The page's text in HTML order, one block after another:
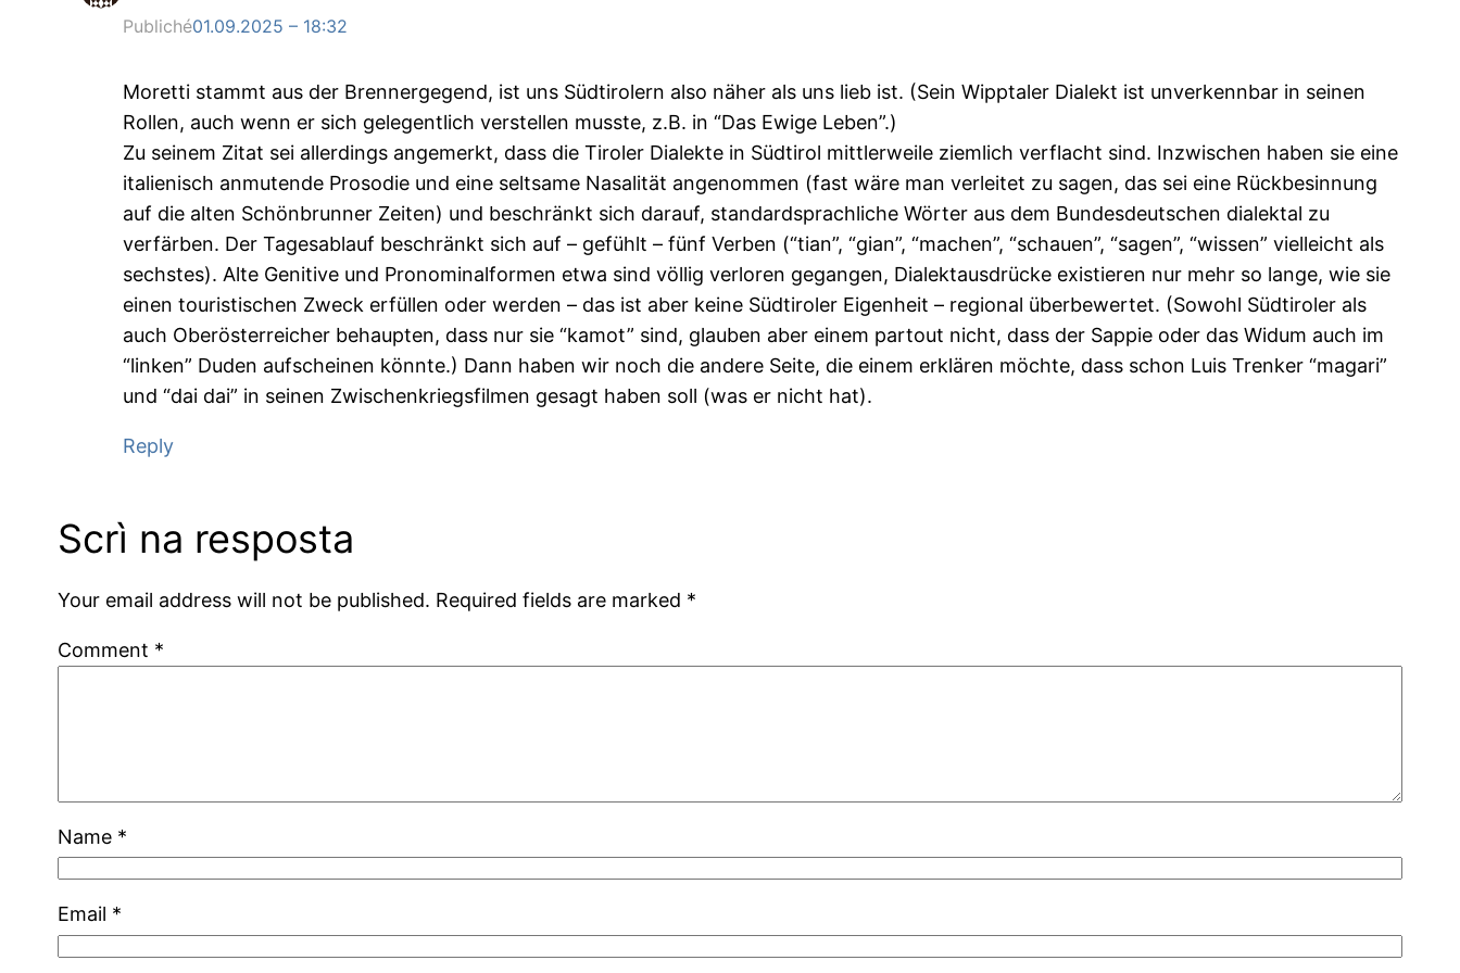
Publiché01.09.2025 – 18:32
Moretti stammt aus der Brennergegend, ist uns Südtirolern also näher als uns lieb ist. (Sein Wipptaler Dialekt ist unverkennbar in seinen
Rollen, auch wenn er sich gelegentlich verstellen musste, z.B. in “Das Ewige Leben”.)
Zu seinem Zitat sei allerdings angemerkt, dass die Tiroler Dialekte in Südtirol mittlerweile ziemlich verflacht sind. Inzwischen haben sie eine
italienisch anmutende Prosodie und eine seltsame Nasalität angenommen (fast wäre man verleitet zu sagen, das sei eine Rückbesinnung
auf die alten Schönbrunner Zeiten) und beschränkt sich darauf, standardsprachliche Wörter aus dem Bundesdeutschen dialektal zu
verfärben. Der Tagesablauf beschränkt sich auf – gefühlt – fünf Verben (“tian”, “gian”, “machen”, “schauen”, “sagen”, “wissen” vielleicht als
sechstes). Alte Genitive und Pronominalformen etwa sind völlig verloren gegangen, Dialektausdrücke existieren nur mehr so lange, wie sie
einen touristischen Zweck erfüllen oder werden – das ist aber keine Südtiroler Eigenheit – regional überbewertet. (Sowohl Südtiroler als
auch Oberösterreicher behaupten, dass nur sie “kamot” sind, glauben aber einem partout nicht, dass der Sappie oder das Widum auch im
“linken” Duden aufscheinen könnte.) Dann haben wir noch die andere Seite, die einem erklären möchte, dass schon Luis Trenker “magari”
und “dai dai” in seinen Zwischenkriegsfilmen gesagt haben soll (was er nicht hat).
Reply
Scrì na resposta
Your email address will not be published. Required fields are marked *
Comment *
Name *
Email *